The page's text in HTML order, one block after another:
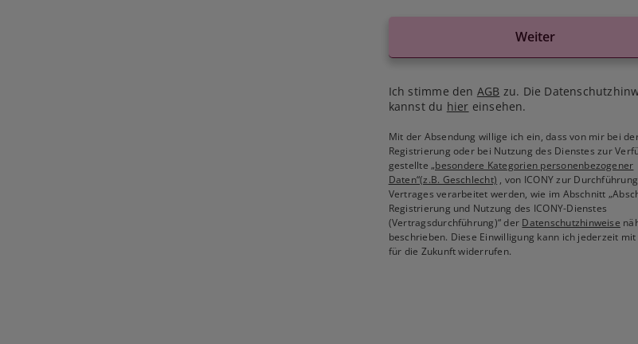
Weiter
Ich stimme den AGB zu. Die
kannst du hier einsehen.
Mit der Absendung willige ich ein, dass von mir bei
Registrierung oder bei Nutzung des Dienstes zur
gestellte„besondere Kategorien personenbezogener
Daten“(z.B. Geschlecht) , von ICONY zur
Vertrages verarbeitet werden, wie im Abschnitt
Registrierung und Nutzung des ICONY-Dienstes
(Vertragsdurchführung)“ der Datenschutzhinweise
beschrieben. Diese Einwilligung kann ich jederzeit mit
für die Zukunft widerrufen.